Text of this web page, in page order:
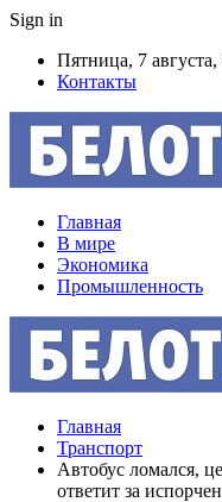
Sign in
Пятница, 7 августа,
Контакты
Главная
В мире
Экономика
Промышленность
Главная
Транспорт
Автобус ломался,
ответит за